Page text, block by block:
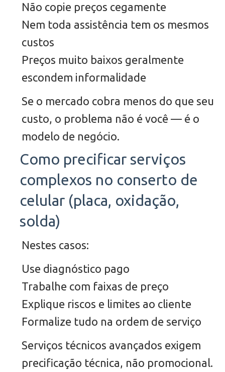
Não copie preços cegamente
Nem toda assistência tem os mesmos
custos
Preços muito baixos geralmente
escondem informalidade
Se o mercado cobra menos do que seu
custo, o problema não é você — é o
modelo de negócio.
Como precificar serviços
complexos no conserto de
celular (placa, oxidação,
solda)
Nestes casos:
Use diagnóstico pago
Trabalhe com faixas de preço
Explique riscos e limites ao cliente
Formalize tudo na ordem de serviço
Serviços técnicos avançados exigem
precificação técnica, não promocional.